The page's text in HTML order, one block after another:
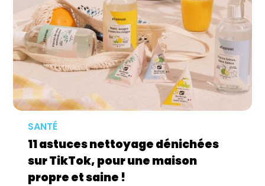
SANTÉ
11 astuces nettoyage dénichées
sur TikTok, pour une maison
propre et saine !